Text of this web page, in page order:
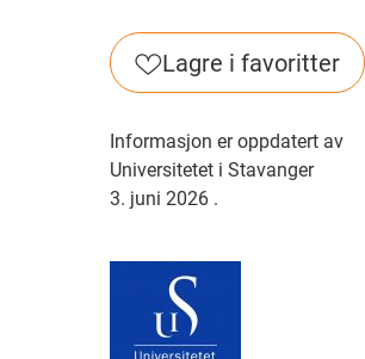
Lagre i favoritter
Informasjon er oppdatert av
Universitetet i Stavanger
3. juni 2026 .